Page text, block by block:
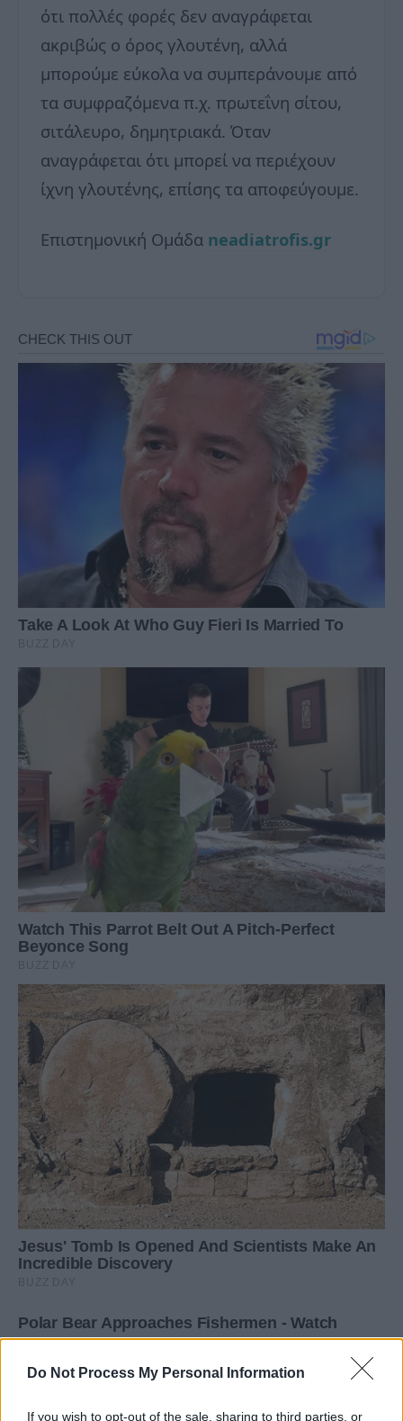
Do Not Process My Personal Information
If you wish to opt-out of the sale, sharing to third parties, or
ότι πολλές φορές δεν αναγράφεται
ακριβώς ο όρος γλουτένη, αλλά
μπορούμε εύκολα να συμπεράνουμε από
τα συμφραζόμενα π.χ. πρωτεΐνη σίτου,
σιτάλευρο, δημητριακά. Όταν
αναγράφεται ότι μπορεί να περιέχουν
ίχνη γλουτένης, επίσης τα αποφεύγουμε.
Επιστημονική Ομάδα neadiatrofis.gr